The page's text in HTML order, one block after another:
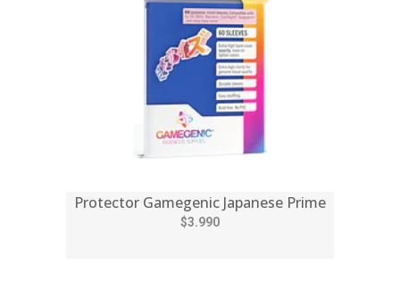
Protector Gamegenic Japanese Prime
$3.990